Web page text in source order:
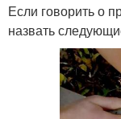
Если говорить о
назвать